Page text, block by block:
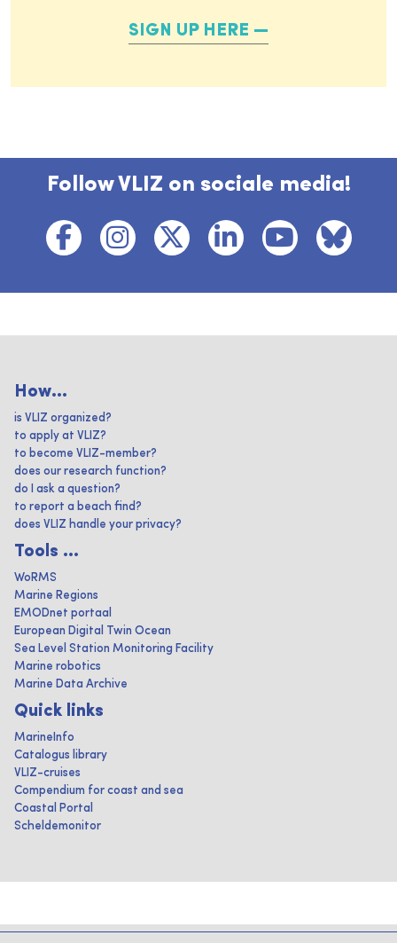
SIGN UP HERE
Follow VLIZ on sociale media!
How...
is VLIZ organized?
to apply at VLIZ?
to become VLIZ-member?
does our research function?
do I ask a question?
to report a beach find?
does VLIZ handle your privacy?
Tools ...
WoRMS
Marine Regions
EMODnet portaal
European Digital Twin Ocean
Sea Level Station Monitoring Facility
Marine robotics
Marine Data Archive
Quick links
MarineInfo
Catalogus library
VLIZ-cruises
Compendium for coast and sea
Coastal Portal
Scheldemonitor